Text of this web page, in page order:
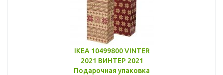
IKEA 10499800 VINTER
2021 ВИНТЕР 2021
Подарочная упаковка